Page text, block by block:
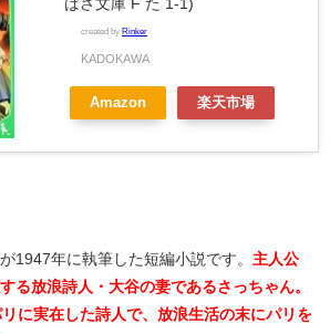
ばさ文庫 F た 1-1)
created by Rinker
KADOKAWA
Amazon 楽天市場
1947年に執筆した短編小説です。 主人公
る放浪詩人・大谷の妻であるさっちゃん。
に実在した詩人で、放浪生活の末にパリを